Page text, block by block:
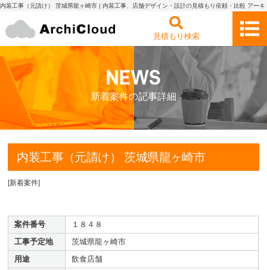
内装工事（元請け） 茨城県龍ヶ崎市 | 内装工事、店舗デザイン・設計の見積もり依頼・比較 アーキ
見積もり検索
新着案件の記事詳細
内装工事（元請け） 茨城県龍ヶ崎市
[新着案件]
案件番号
１８４８
工事予定地
茨城県龍ヶ崎市
用途
飲食店舗